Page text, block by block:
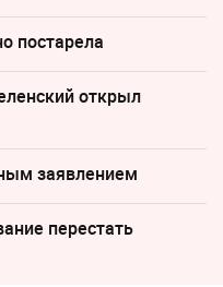
постарела
открыл
заявлением
перестать